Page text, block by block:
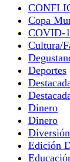
Copa
COVID-
Cultura/
Deportes
Dinero
Dinero
Diversión
Edición